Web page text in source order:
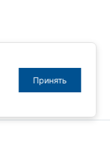
Принять